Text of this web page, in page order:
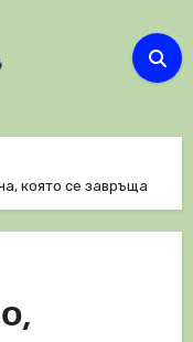
която се завръща